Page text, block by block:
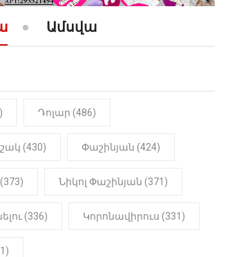
«Լեզվիդ տալու փոխարեն
արտաբերիր այս երկու
նախադասությունը»․ Իշխան
Նիկոլ Փաշինյան
ԻՐԱԴԱՐՁԱՅԻՆ 22:01
հայտնաբերվել է
մանկապղծության համար
մարմինը
Ամսվա
Դոլար (486)
(430) Փաշինյան (424)
Նիկոլ Փաշինյան (371)
(336) Կորոնավիրուս (331)